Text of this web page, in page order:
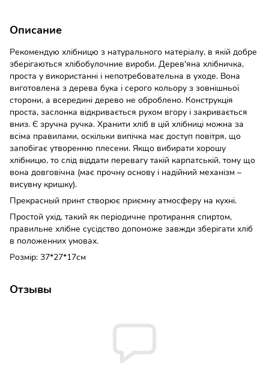
Описание
Рекомендую хлібницю з натурального матеріалу, в якій добре
зберігаються хлібобулочние вироби. Дерев'яна хлібничка,
проста у використанні і непотребовательна в уходе. Вона
виготовлена ​​з дерева бука і серого кольору з зовнішньої
сторони, а всередині дерево не оброблено. Конструкція
проста, заслонка відкривається рухом вгору і закривається
вниз. Є зручна ручка. Хранити хліб в цій хлібниці можна за
всіма правилами, оскільки випічка має доступ повітря, що
запобігає утворенню плесени. Якщо вибирати хорошу
хлібницю, то слід віддати перевагу такій карпатській, тому що
вона довговічна (має прочну основу і надійний механізм –
висувну кришку).
Прекрасный принт створює приємну атмосферу на кухні.
Простой ухід, такий як періодичне протирання спиртом,
правильне хлібне сусідство допоможе завжди зберігати хліб
в положенних умовах.
Розмір: 37*27*17см
Отзывы